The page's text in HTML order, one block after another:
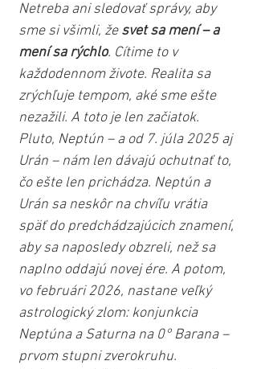
Netreba ani sledovať správy, aby
sme si všimli, že svet sa mení – a
mení sa rýchlo. Cítime to v
každodennom živote. Realita sa
zrýchľuje tempom, aké sme ešte
nezažili. A toto je len začiatok.
Pluto, Neptún – a od 7. júla 2025 aj
Urán – nám len dávajú ochutnať to,
čo ešte len prichádza. Neptún a
Urán sa neskôr na chvíľu vrátia
späť do predchádzajúcich znamení,
aby sa naposledy obzreli, než sa
naplno oddajú novej ére. A potom,
vo februári 2026, nastane veľký
astrologický zlom: konjunkcia
Neptúna a Saturna na 0° Barana –
prvom stupni zverokruhu.